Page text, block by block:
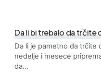
Da li bi trebalo da trčite
Da li je pametno da trčite
nedelje i mesece
da…